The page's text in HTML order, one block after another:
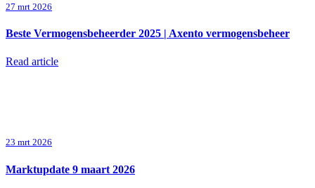
27 mrt 2026
Beste Vermogensbeheerder 2025 | Axento vermogensbeheer
Read article
23 mrt 2026
Marktupdate 9 maart 2026